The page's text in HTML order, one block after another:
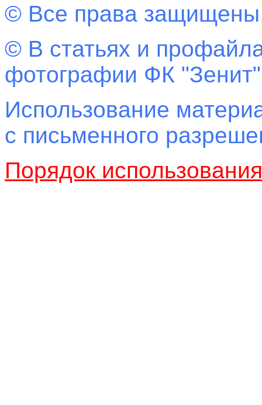
© Все права
© В статьях и
фотографии ФК
Использование
с письменного
Порядок